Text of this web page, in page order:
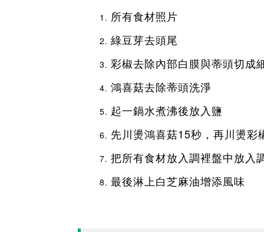
所有食材照片
綠豆芽去頭尾
彩椒去除內部白膜與蒂頭切成
鴻喜菇去除蒂頭洗淨
起一鍋水煮沸後放入鹽
先川燙鴻喜菇15秒，再川燙彩
把所有食材放入調裡盤中放入
最後淋上白芝麻油增添風味